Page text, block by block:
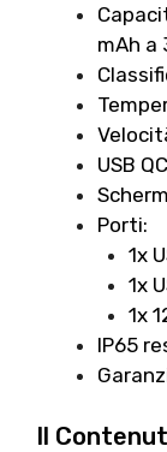
mAh a
USB
Porti:
1x
1x
1x
IP65
Il